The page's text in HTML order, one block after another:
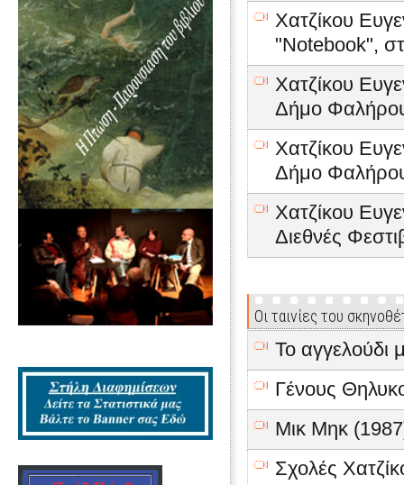
Χατζίκου
"Notebook",
Χατζίκου
Δήμο
Χατζίκου
Δήμο
Χατζίκου
Διεθνές
Οι ταινίες του
Το αγγελούδι
Γένους
Μικ Μηκ
Σχολές